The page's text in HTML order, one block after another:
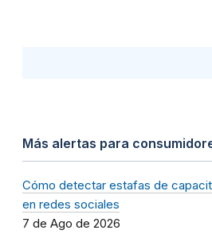
Más alertas para
Cómo detectar estafas de
en redes sociales
7 de Ago de 2026